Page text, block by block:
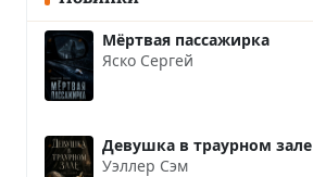
Мёртвая пассажирка
Яско Сергей
Девушка в траурном зале
Уэллер Сэм